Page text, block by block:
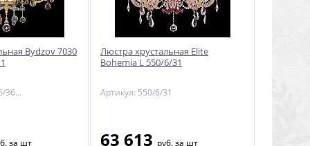
Bydzov 7030
Артикул: 7030 06/36-701 Color 1
за шт
Люстра хрустальная Elite
Bohemia L 550/6/31
Артикул: 550/6/31
63 613 руб.за шт